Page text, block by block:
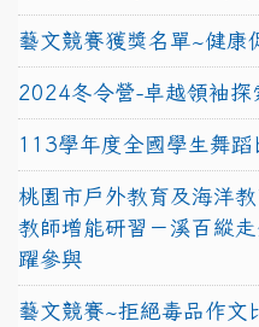
藝文競賽獲獎名單~健康
2024冬令營-卓越領袖探
113學年度全國學生舞蹈
桃園市戶外教育及海洋
教師增能研習－溪百縱
躍參與
藝文競賽~拒絕毒品作文